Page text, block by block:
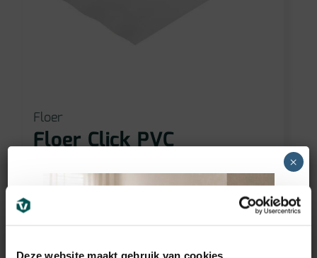
Deze website maakt gebruik van cookies
Floer
Floer Click PVC
ondervloer 2.0 - 10dB (rol
15m2)
×